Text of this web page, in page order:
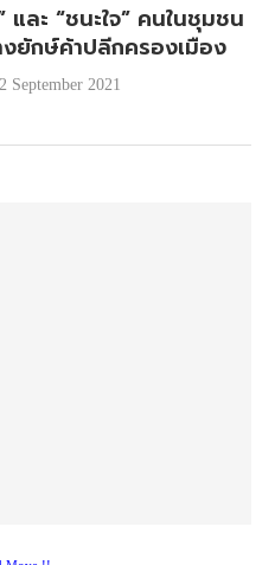
ละ “ชนะใจ” คนในชุมชน
ยักษ์ค้าปลีกครองเมือง
2 September 2021